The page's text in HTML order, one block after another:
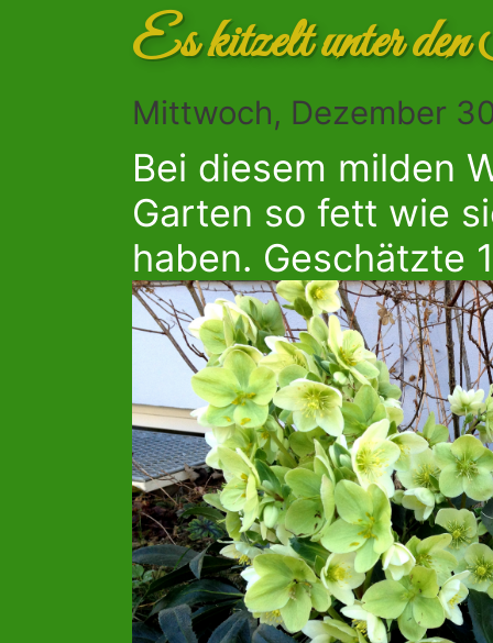
Es kitzelt unter
Mittwoch, Dezember
Bei diesem milden
Garten so fett wie
haben. Geschätzte